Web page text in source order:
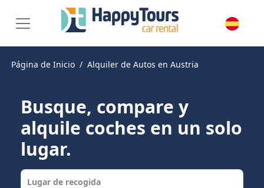
Página de Inicio Alquiler de Autos en Austria
Busque, compare y
alquile coches en un solo
lugar.
Lugar de recogida